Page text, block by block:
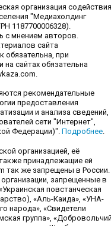
организация содействия
"Медиахолдинг
1187700006328).
с мнением авторов.
сайта
обязательна, при
на сайтах обязательна
рекомендательные
предоставления
и анализа сведений,
сети "Интернет",
Федерации)". Подробнее.
организацией, её
принадлежащие ей
так же запрещены в России.
запрещенные в
повстанческая
«Аль-Каида», «УНА-
народа», «Свидетели
группа»,